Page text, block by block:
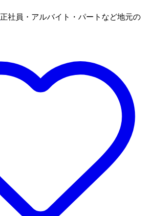
正社員・アルバイト・パートなど地元の